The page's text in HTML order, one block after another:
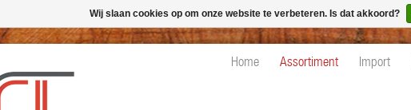
Home Assortiment Import
Wij slaan cookies op om onze website te verbeteren. Is dat akkoord?